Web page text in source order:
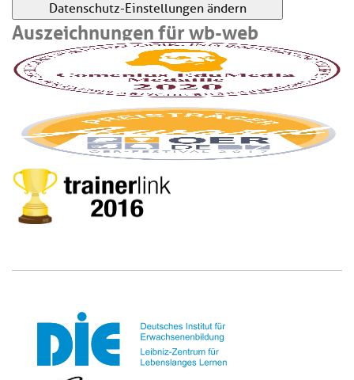
Datenschutz-Einstellungen ändern
Auszeichnungen für wb-web